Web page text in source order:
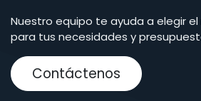
Nuestro equipo te ayuda a elegir
para tus necesidades y
Contáctenos